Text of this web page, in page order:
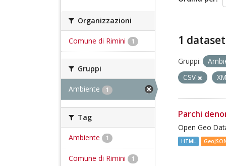
Organizzazioni
Comune di Rimini 1
Gruppi
Ambiente 1
Tag
Ambiente 1
Comune di Rimini 1
1
Gruppi:
CSV
Parchi
Open Geo
HTML